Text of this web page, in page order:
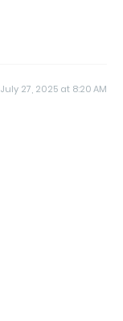
July 27, 2025 at 8:20 AM